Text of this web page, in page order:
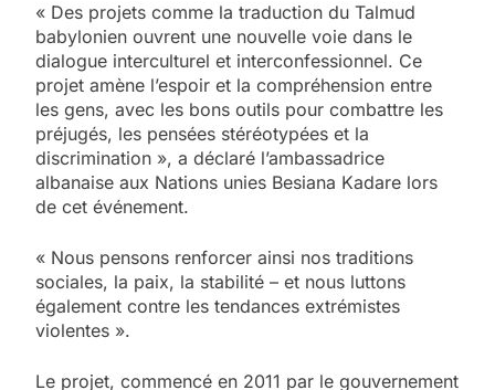
« Des projets comme la traduction du Talmud
babylonien ouvrent une nouvelle voie dans le
dialogue interculturel et interconfessionnel. Ce
projet amène l’espoir et la compréhension entre
les gens, avec les bons outils pour combattre les
préjugés, les pensées stéréotypées et la
discrimination », a déclaré l’ambassadrice
albanaise aux Nations unies Besiana Kadare lors
de cet événement.
« Nous pensons renforcer ainsi nos traditions
sociales, la paix, la stabilité – et nous luttons
également contre les tendances extrémistes
violentes ».
Le projet, commencé en 2011 par le gouvernement